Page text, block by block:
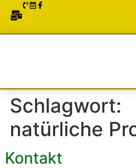
Schlagwort:
natürliche
Kontakt